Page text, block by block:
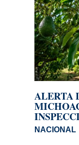
ALERTA
EU
NACIONAL